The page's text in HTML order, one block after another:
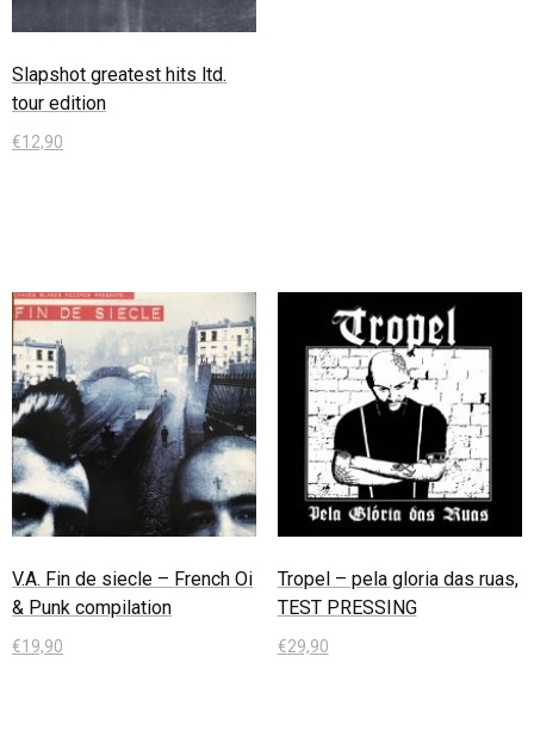
Slapshot greatest hits ltd.
tour edition
€12,90
V.A. Fin de siecle – French Oi
& Punk compilation
€19,90
Tropel – pela gloria das ruas,
TEST PRESSING
€29,90